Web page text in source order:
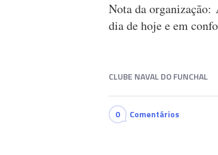
Nota da organização:
dia de hoje e em
CLUBE NAVAL DO FUNCHAL
0 Comentários